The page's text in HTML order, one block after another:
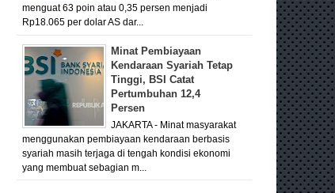
menguat 63 poin atau 0,35 persen menjadi
Rp18.065 per dolar AS dar...
Minat Pembiayaan
Kendaraan Syariah Tetap
Tinggi, BSI Catat
Pertumbuhan 12,4
Persen
JAKARTA - Minat masyarakat
menggunakan pembiayaan kendaraan berbasis
syariah masih terjaga di tengah kondisi ekonomi
yang membuat sebagian m...